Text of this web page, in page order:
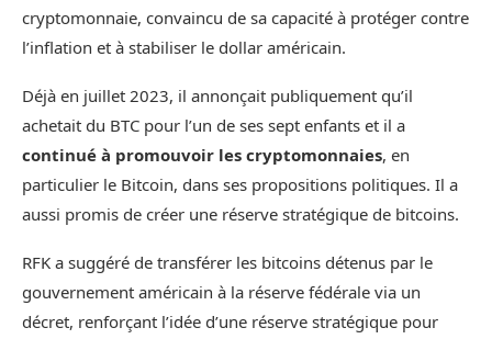
cryptomonnaie, convaincu de sa capacité à protéger contre
l’inflation et à stabiliser le dollar américain.
Déjà en juillet 2023, il annonçait publiquement qu’il
achetait du BTC pour l’un de ses sept enfants et il a
continué à promouvoir les cryptomonnaies, en
particulier le Bitcoin, dans ses propositions politiques. Il a
aussi promis de créer une réserve stratégique de bitcoins.
RFK a suggéré de transférer les bitcoins détenus par le
gouvernement américain à la réserve fédérale via un
décret, renforçant l’idée d’une réserve stratégique pour